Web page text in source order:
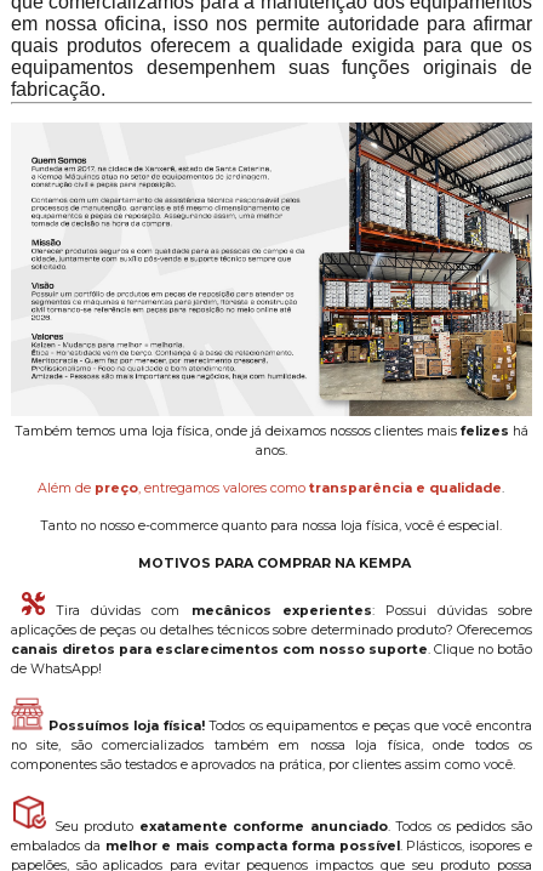
em nossa oficina, isso nos permite autoridade para afirmar
quais produtos oferecem a qualidade exigida para que os
equipamentos desempenhem suas funções originais de
fabricação.
Também temos uma loja física, onde já deixamos nossos clientes mais felizes há
anos.
Além de preço, entregamos valores comotransparência e qualidade.
Tanto no nosso e-commerce quanto para nossa loja física, você é especial.
MOTIVOS PARA COMPRAR NA KEMPA
Tira dúvidas com mecânicos experientes: Possui dúvidas sobre
aplicações de peças ou detalhes técnicos sobre determinado produto? Oferecemos
canais diretos para esclarecimentos com nosso suporte. Clique no botão
de WhatsApp!
Possuímos loja física!Todos os equipamentos e peças que você encontra
no site, são comercializados também em nossa loja física, onde todos os
componentes são testados e aprovados na prática, por clientes assim como você.
Seu produto exatamente conforme anunciado. Todos os pedidos são
embalados da melhor e mais compacta forma possível. Plásticos, isopores e
papelões, são aplicados para evitar pequenos impactos que seu produto possa